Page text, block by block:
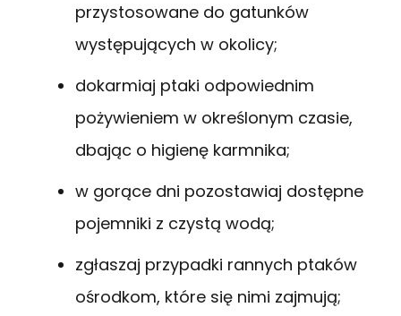
przystosowane do gatunków
występujących w okolicy;
dokarmiaj ptaki odpowiednim
pożywieniem w określonym czasie,
dbając o higienę karmnika;
w gorące dni pozostawiaj dostępne
pojemniki z czystą wodą;
zgłaszaj przypadki rannych ptaków
ośrodkom, które się nimi zajmują;